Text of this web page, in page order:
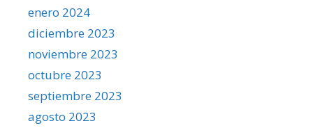
enero 2024
diciembre 2023
noviembre 2023
octubre 2023
septiembre 2023
agosto 2023